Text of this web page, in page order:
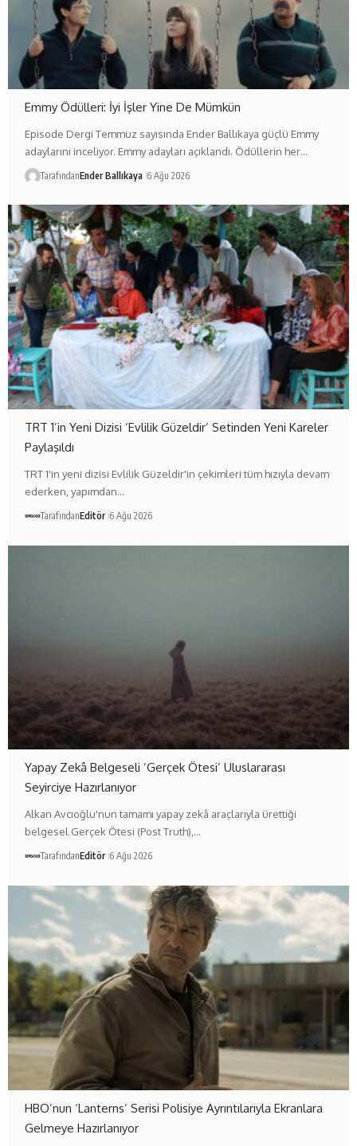
Emmy Ödülleri: İyi İşler Yine De Mümkün
Episode Dergi Temmuz sayısında Ender Ballıkaya güçlü Emmy
adaylarını inceliyor. Emmy adayları açıklandı. Ödüllerin her…
TarafındanEnder Ballıkaya 6 Ağu 2026
TRT 1’in Yeni Dizisi ‘Evlilik Güzeldir’ Setinden Yeni Kareler
Paylaşıldı
TRT 1'in yeni dizisi Evlilik Güzeldir'in çekimleri tüm hızıyla devam
ederken, yapımdan…
TarafındanEditör 6 Ağu 2026
Yapay Zekâ Belgeseli ‘Gerçek Ötesi’ Uluslararası
Seyirciye Hazırlanıyor
Alkan Avcıoğlu'nun tamamı yapay zekâ araçlarıyla ürettiği
belgesel Gerçek Ötesi (Post Truth),…
TarafındanEditör 6 Ağu 2026
HBO’nun ‘Lanterns’ Serisi Polisiye Ayrıntılarıyla Ekranlara
Gelmeye Hazırlanıyor